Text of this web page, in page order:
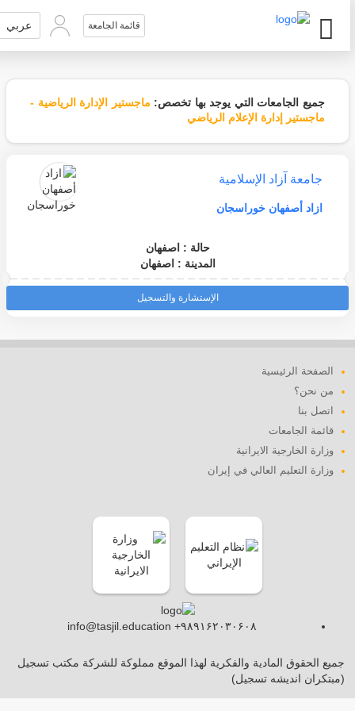
قائمة الجامعة عربي
جميع الجامعات التي يوجد بها تخصص:ماجستير الإدارة الرياضية -
ماجستير إدارة الإعلام الرياضي
جامعة آزاد الإسلامية
ازاد أصفهان خوراسجان
حالة : اصفهان
المدينة : اصفهان
الإستشارة والتسجيل
الصفحة الرئيسية
من نحن؟
اتصل بنا
قائمة الجامعات
وزارة الخارجية الايرانية
وزارة التعليم العالي في إيران
info@tasjil.education +۹۸۹۱۶۲۰۳۰۶۰۸
جميع الحقوق المادية والفكرية لهذا الموقع مملوكة للشركة مكتب تسجيل
(مبتکران اندیشه تسجیل)